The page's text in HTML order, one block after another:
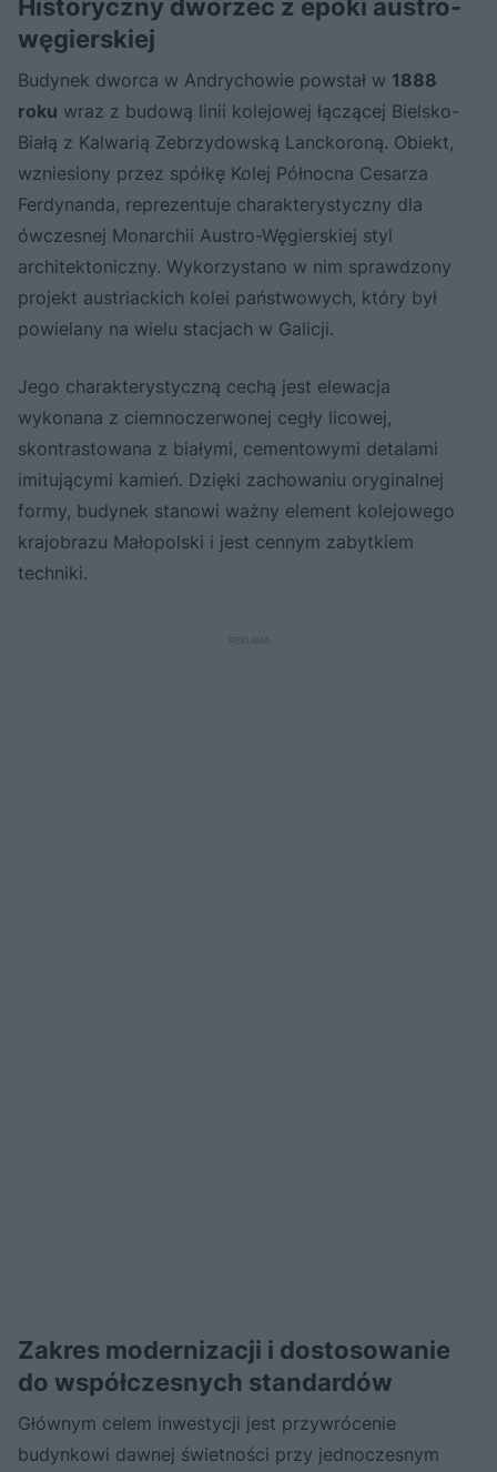
Historyczny dworzec z epoki austro-
węgierskiej
Budynek dworca w Andrychowie powstał w 1888
roku wraz z budową linii kolejowej łączącej Bielsko-
Białą z Kalwarią Zebrzydowską Lanckoroną. Obiekt,
wzniesiony przez spółkę Kolej Północna Cesarza
Ferdynanda, reprezentuje charakterystyczny dla
ówczesnej Monarchii Austro-Węgierskiej styl
architektoniczny. Wykorzystano w nim sprawdzony
projekt austriackich kolei państwowych, który był
powielany na wielu stacjach w Galicji.
Jego charakterystyczną cechą jest elewacja
wykonana z ciemnoczerwonej cegły licowej,
skontrastowana z białymi, cementowymi detalami
imitującymi kamień. Dzięki zachowaniu oryginalnej
formy, budynek stanowi ważny element kolejowego
krajobrazu Małopolski i jest cennym zabytkiem
techniki.
Zakres modernizacji i dostosowanie
do współczesnych standardów
Głównym celem inwestycji jest przywrócenie
budynkowi dawnej świetności przy jednoczesnym